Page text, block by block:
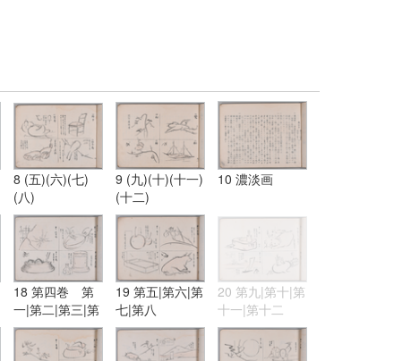
8 (五)(六)(七)
(八)
9 (九)(十)(十一)
(十二)
10 濃淡画
18 第四巻 第
一|第二|第三|第
四
19 第五|第六|第
七|第八
20 第九|第十|第
十一|第十二